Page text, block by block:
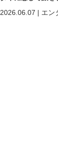
2026.06.07 | エン